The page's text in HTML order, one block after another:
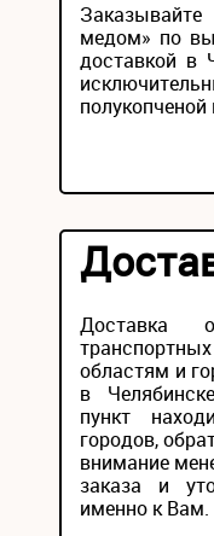
медом» по
доставкой в
Доставка
областям и
в
пункт
городов,
внимание
заказа и
именно к Вам.